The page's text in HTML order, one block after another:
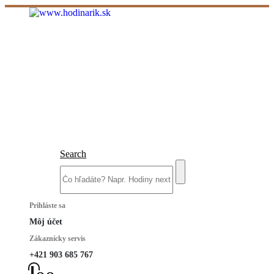
Search
Prihláste sa
Môj účet
Zákaznícky servis
+421 903 685 767